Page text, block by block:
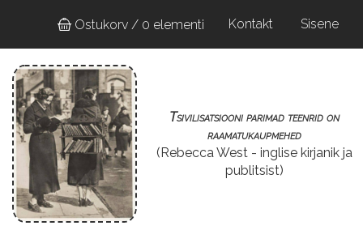
juurde
User
account
Kontakt Sisene
Ostukorv / 0 elementi
Tsivilisatsiooni parimad teenrid on
raamatukaupmehed
(Rebecca West - inglise kirjanik ja
publitsist)